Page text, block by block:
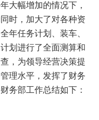
大幅增加的情况下，
时，加大了对各种资
年任务计划、装车、
划进行了全面测算和
，为领导经营决策提
理水平，发挥了财务
务部工作总结如下：